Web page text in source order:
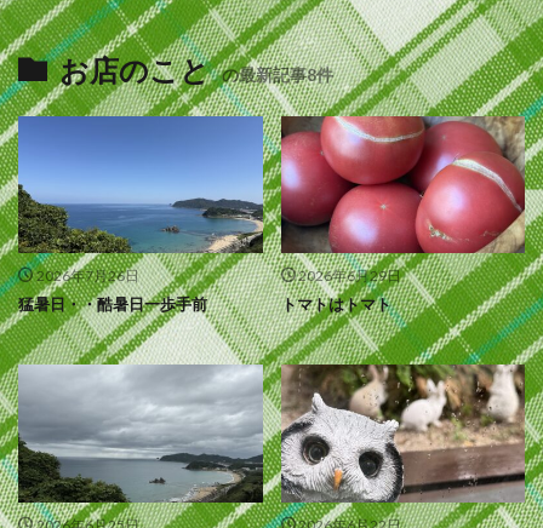
お店のこと の最新記事8件
2026年7月26日
猛暑日・・酷暑日一歩手前
2026年6月29日
トマトはトマト